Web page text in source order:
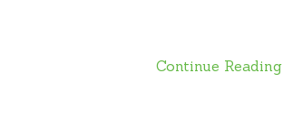
Continue Reading